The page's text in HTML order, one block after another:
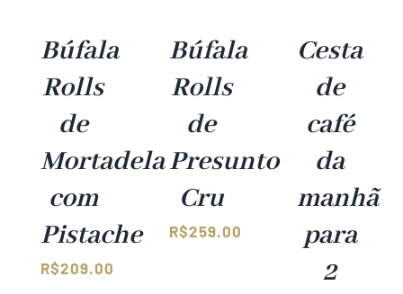
Búfala
Rolls
de
Mortadela
com
Pistache
R$209.00
Búfala
Rolls
de
Presunto
Cru
R$259.00
Cesta
de
café
da
manhã
para
2